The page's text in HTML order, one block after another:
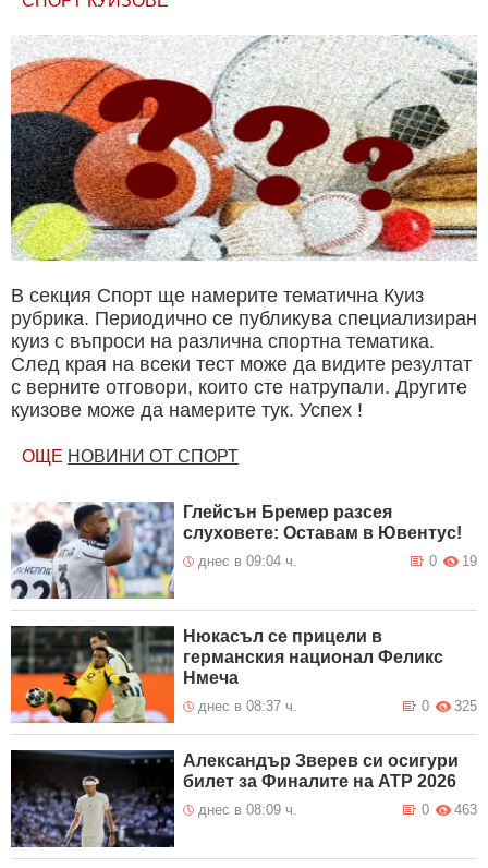
В секция Спорт ще намерите тематична Куиз
рубрика. Периодично се публикува специализиран
куиз с въпроси на различна спортна тематика.
След края на всеки тест може да видите резултат
с верните отговори, които сте натрупали. Другите
куизове може да намерите тук. Успех !
ОЩЕ НОВИНИ ОТ СПОРТ
Глейсън Бремер разсея
слуховете: Оставам в Ювентус!
днес в 09:04 ч. 19
0
Нюкасъл се прицели в
германския национал Феликс
Нмеча
днес в 08:37 ч. 325
0
Александър Зверев си осигури
билет за Финалите на ATP 2026
днес в 08:09 ч. 463
0